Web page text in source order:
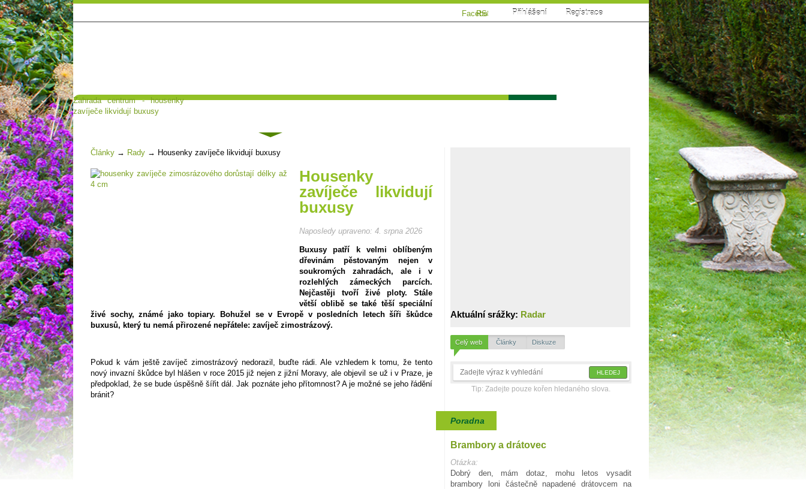
Přihlášení Registrace
Facebook
RSS
Zahrada centrum - housenky
zavíječe likvidují buxusy
Hlavní strana Poradna a diskuse
Články → Rady → Housenky zavíječe likvidují buxusy
Housenky
zavíječe likvidují
buxusy
Naposledy upraveno: 4. srpna 2026
Buxusy patří k velmi oblíbeným
dřevinám pěstovaným nejen v
soukromých zahradách, ale i v
rozlehlých zámeckých parcích.
Nejčastěji tvoří živé ploty. Stále
větší oblibě se také těší speciální
živé sochy, známé jako topiary. Bohužel se v Evropě v posledních letech šíři škůdce
buxusů, který tu nemá přirozené nepřátele: zavíječ zimostrázový.
Pokud k vám ještě zavíječ zimostrázový nedorazil, buďte rádi. Ale vzhledem k tomu, že tento
nový invazní škůdce byl hlášen v roce 2015 již nejen z jižní Moravy, ale objevil se už i v Praze, je
předpoklad, že se bude úspěšně šířit dál. Jak poznáte jeho přítomnost? A je možné se jeho řádění
bránit?
Aktuální srážky: Radar
Celý web Články Diskuze
Tip: Zadejte pouze kořen hledaného slova.
Poradna
Brambory a drátovec
Otázka:
Dobrý den, mám dotaz, mohu letos vysadit
brambory loni částečně napadené drátovcem na